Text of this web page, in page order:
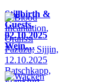
Stillbirth &
Guests,
02.10.2025
Wein…